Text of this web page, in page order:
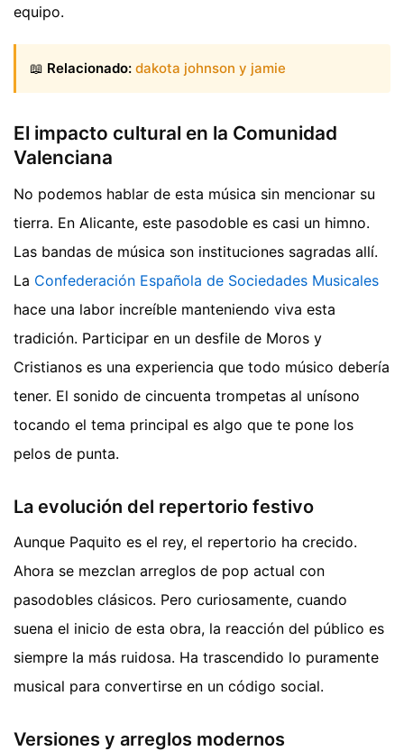
equipo.
📖 Relacionado: dakota johnson y jamie
El impacto cultural en la Comunidad
Valenciana
No podemos hablar de esta música sin mencionar su
tierra. En Alicante, este pasodoble es casi un himno.
Las bandas de música son instituciones sagradas allí.
La Confederación Española de Sociedades Musicales
hace una labor increíble manteniendo viva esta
tradición. Participar en un desfile de Moros y
Cristianos es una experiencia que todo músico debería
tener. El sonido de cincuenta trompetas al unísono
tocando el tema principal es algo que te pone los
pelos de punta.
La evolución del repertorio festivo
Aunque Paquito es el rey, el repertorio ha crecido.
Ahora se mezclan arreglos de pop actual con
pasodobles clásicos. Pero curiosamente, cuando
suena el inicio de esta obra, la reacción del público es
siempre la más ruidosa. Ha trascendido lo puramente
musical para convertirse en un código social.
Versiones y arreglos modernos